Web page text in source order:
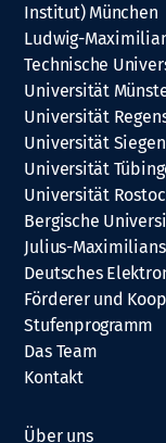
Institut) München
Ludwig-
Technische
Universität
Universität
Universität Siegen
Universität
Universität
Bergische
Julius-
Deutsches
Förderer und
Stufenprogramm
Das Team
Kontakt
Über uns